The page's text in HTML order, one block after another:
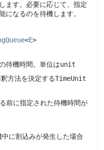
ます。必要に応じて、指定
になるのを待機します。
<E>
待機時間。単位はunit
方法を決定するTimeUnit
前に指定された待機時間が
中に割込みが発生した場合